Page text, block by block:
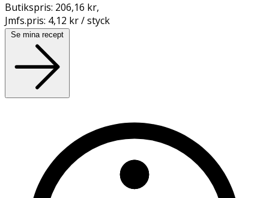
Butikspris: 206,16 kr,
Jmfs.pris: 4,12 kr / styck
Se mina recept